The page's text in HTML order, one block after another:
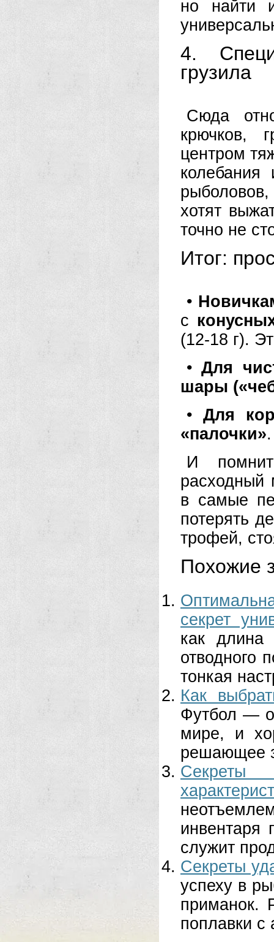
но найти
4.
грузила
Сюда
крючков,
центром
хотят
точно не
Итог:
•
с
(12-18 г).
•Для
шары
• Для
«палочки».
И
расходный
в самые
потерять
трофей,
Похожие
секрет
как
отводного
тонкая
Как
Футбол —
мире, и
решающее
Секреты
инвентаря
служит
Секреты
успеху в
приманок.
поплавки с